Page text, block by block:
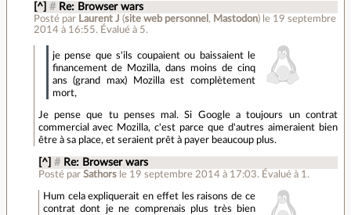
[^] # Re: Browser wars
Posté par Laurent J (site web personnel , Mastodon) le 19 septembre
2014 à 16:55. Évalué à 5.
je pense que s'ils coupaient ou baissaient le
financement de Mozilla, dans moins de cinq
ans (grand max) Mozilla est complètement
mort,
Je pense que tu penses mal. Si Google a toujours un contrat
commercial avec Mozilla, c'est parce que d'autres aimeraient bien
être à sa place, et seraient prêt à payer beaucoup plus.
[^] # Re: Browser wars
Posté par Sathors le 19 septembre 2014 à 17:03. Évalué à 1 .
Hum cela expliquerait en effet les raisons de ce
contrat dont je ne comprenais plus très bien